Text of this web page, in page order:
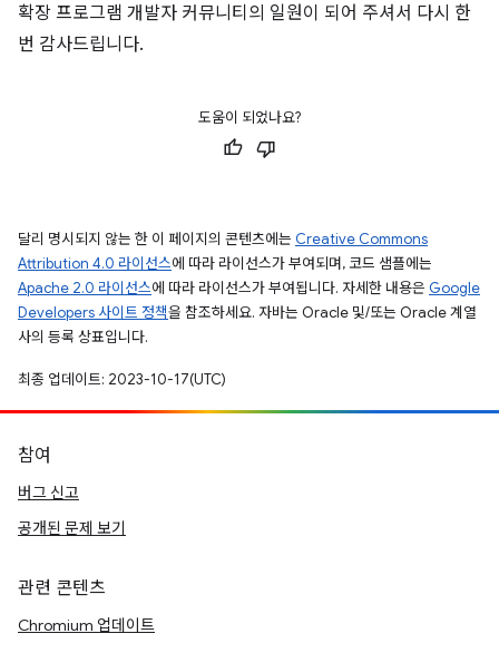
확장 프로그램 개발자 커뮤니티의 일원이 되어 주셔서 다시 한
번 감사드립니다.
도움이 되었나요?
달리 명시되지 않는 한 이 페이지의 콘텐츠에는 Creative Commons
Attribution 4.0 라이선스에 따라 라이선스가 부여되며, 코드 샘플에는
Apache 2.0 라이선스에 따라 라이선스가 부여됩니다. 자세한 내용은 Google
Developers 사이트 정책을 참조하세요. 자바는 Oracle 및/또는 Oracle 계열
사의 등록 상표입니다.
최종 업데이트: 2023-10-17(UTC)
참여
버그 신고
공개된 문제 보기
관련 콘텐츠
Chromium 업데이트